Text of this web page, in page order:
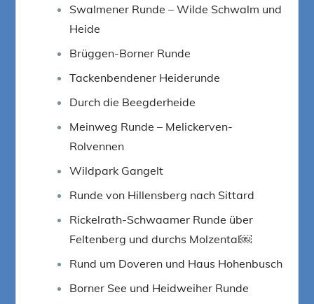
Swalmener Runde – Wilde Schwalm und
Heide
Brüggen-Borner Runde
Tackenbendener Heiderunde
Durch die Beegderheide
Meinweg Runde – Melickerven-
Rolvennen
Wildpark Gangelt
Runde von Hillensberg nach Sittard
Rickelrath-Schwaamer Runde über
Feltenberg und durchs Molzental￼
Rund um Doveren und Haus Hohenbusch
Borner See und Heidweiher Runde